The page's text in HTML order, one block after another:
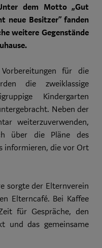
dem Motto „Gut
neue Besitzer“ fanden
weitere Gegenstände
für die
die zweiklassige
Kindergarten
Neben der
weiterzuverwenden,
über die Pläne des
informieren, die vor Ort
sorgte der Elternverein
Elterncafé. Bei Kaffee
für Gespräche, den
und das gemeinsame